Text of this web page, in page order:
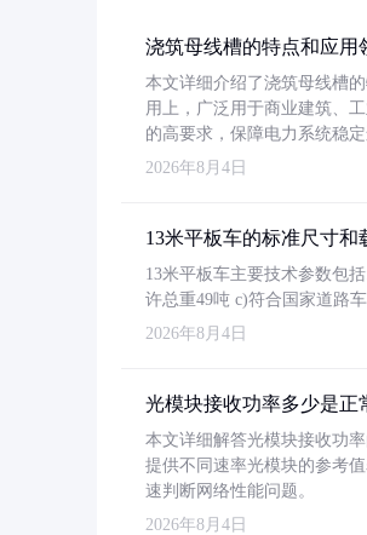
浇筑母线槽的特点和应用
本文详细介绍了浇筑母线槽
用上，广泛用于商业建筑、
的高要求，保障电力系统稳定
2026年8月4日
13米平板车的标准尺寸和
13米平板车主要技术参数包
许总重49吨 c)符合国家道路
2026年8月4日
光模块接收功率多少是正
本文详细解答光模块接收功
提供不同速率光模块的参考
速判断网络性能问题。
2026年8月4日